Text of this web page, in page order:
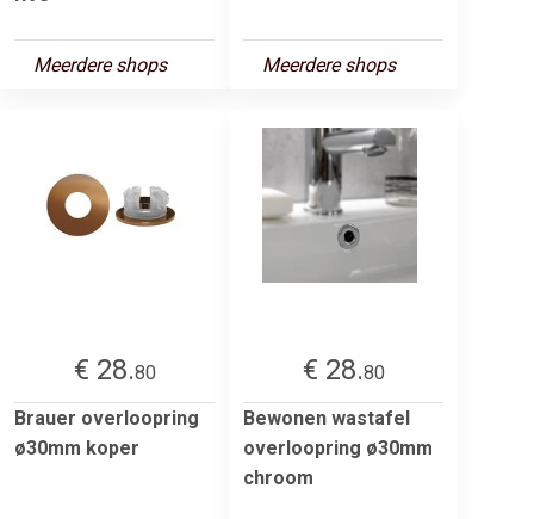
Meerdere shops Meerdere shops
€ 28.80
Brauer overloopring
ø30mm koper
€ 28.80
Bewonen wastafel
overloopring ø30mm
chroom